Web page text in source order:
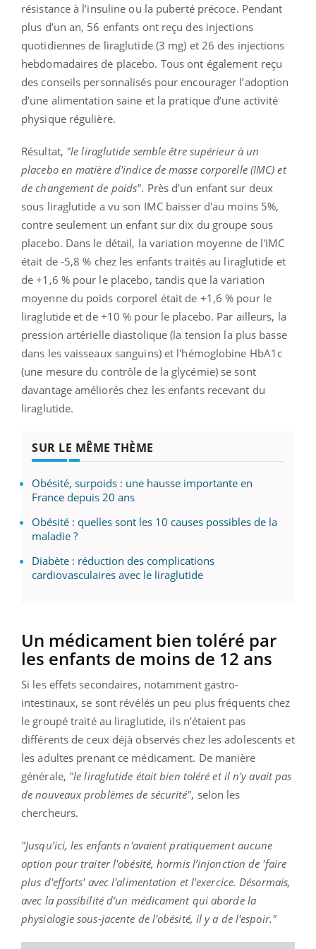
résistance à l’insuline ou la puberté précoce. Pendant
plus d’un an, 56 enfants ont reçu des injections
quotidiennes de liraglutide (3 mg) et 26 des injections
hebdomadaires de placebo. Tous ont également reçu
des conseils personnalisés pour encourager l’adoption
d’une alimentation saine et la pratique d’une activité
physique régulière.
Résultat, "le liraglutide semble être supérieur à un
placebo en matière d'indice de masse corporelle (IMC) et
de changement de poids". Près d’un enfant sur deux
sous liraglutide a vu son IMC baisser d'au moins 5%,
contre seulement un enfant sur dix du groupe sous
placebo. Dans le détail, la variation moyenne de l'IMC
était de -5,8 % chez les enfants traités au liraglutide et
de +1,6 % pour le placebo, tandis que la variation
moyenne du poids corporel était de +1,6 % pour le
liraglutide et de +10 % pour le placebo. Par ailleurs, la
pression artérielle diastolique (la tension la plus basse
dans les vaisseaux sanguins) et l'hémoglobine HbA1c
(une mesure du contrôle de la glycémie) se sont
davantage améliorés chez les enfants recevant du
liraglutide.
SUR LE MÊME THÈME
Obésité, surpoids : une hausse importante en
France depuis 20 ans
Obésité : quelles sont les 10 causes possibles de la
maladie ?
Diabète : réduction des complications
cardiovasculaires avec le liraglutide
Un médicament bien toléré par
les enfants de moins de 12 ans
Si les effets secondaires, notamment gastro-
intestinaux, se sont révélés un peu plus fréquents chez
le groupé traité au liraglutide, ils n’étaient pas
différents de ceux déjà observés chez les adolescents et
les adultes prenant ce médicament. De manière
générale, "le liraglutide était bien toléré et il n'y avait pas
de nouveaux problèmes de sécurité", selon les
chercheurs.
"Jusqu’ici, les enfants n'avaient pratiquement aucune
option pour traiter l'obésité, hormis l’injonction de 'faire
plus d'efforts' avec l'alimentation et l'exercice. Désormais,
avec la possibilité d’un médicament qui aborde la
physiologie sous-jacente de l'obésité, il y a de l'espoir."